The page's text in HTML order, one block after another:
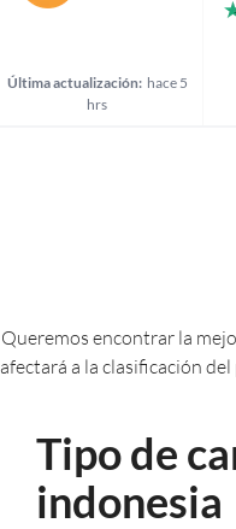
Última actualización: hace 5
hrs
Queremos encontrar la
afectará a la clasificación
Tipo de
indonesia